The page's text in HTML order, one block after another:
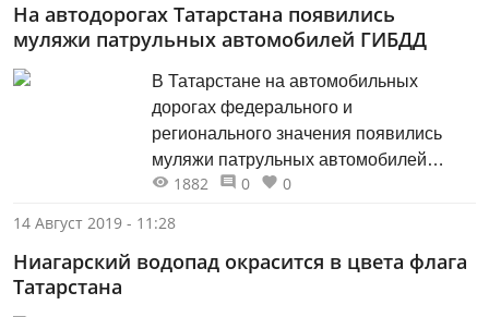
На автодорогах Татарстана появились
муляжи патрульных автомобилей ГИБДД
В Татарстане на автомобильных
дорогах федерального и
регионального значения появились
муляжи патрульных автомобилей
ГИБДД. Первый макет машины ДПС
1882 0
0
14 Август 2019 - 11:28
Ниагарский водопад окрасится в цвета флага
Татарстана